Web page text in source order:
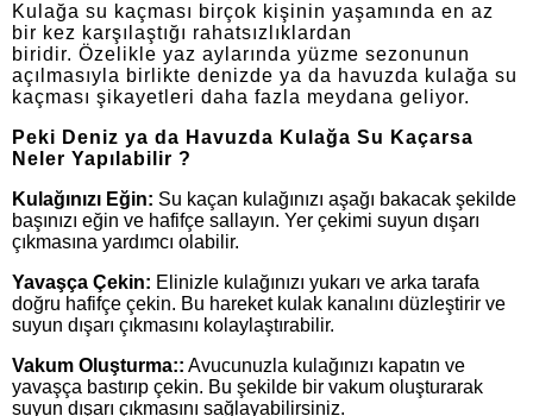
Kulağa su kaçması birçok kişinin yaşamında en az
bir kez karşılaştığı rahatsızlıklardan
biridir. Özelikle yaz aylarında yüzme sezonunun
açılmasıyla birlikte denizde ya da havuzda kulağa su
kaçması şikayetleri daha fazla meydana geliyor.
Peki Deniz ya da Havuzda Kulağa Su Kaçarsa
Neler Yapılabilir ?
Kulağınızı Eğin: Su kaçan kulağınızı aşağı bakacak şekilde
başınızı eğin ve hafifçe sallayın. Yer çekimi suyun dışarı
çıkmasına yardımcı olabilir.
Yavaşça Çekin: Elinizle kulağınızı yukarı ve arka tarafa
doğru hafifçe çekin. Bu hareket kulak kanalını düzleştirir ve
suyun dışarı çıkmasını kolaylaştırabilir.
Vakum Oluşturma:: Avucunuzla kulağınızı kapatın ve
yavaşça bastırıp çekin. Bu şekilde bir vakum oluşturarak
suyun dışarı çıkmasını sağlayabilirsiniz.